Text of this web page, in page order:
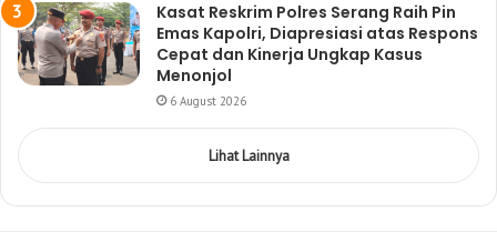
Kasat Reskrim Polres Serang Raih Pin
Emas Kapolri, Diapresiasi atas Respons
Cepat dan Kinerja Ungkap Kasus
Menonjol
6 August 2026
Lihat Lainnya